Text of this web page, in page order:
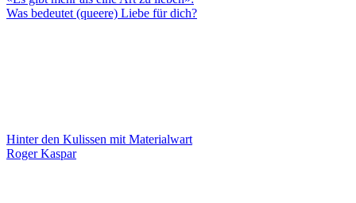
Was bedeutet (queere) Liebe für dich?
Hinter den Kulissen mit Materialwart
Roger Kaspar